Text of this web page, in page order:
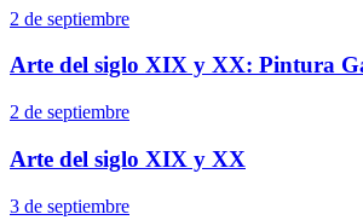
2 de septiembre
Arte del siglo XIX y XX: Pintura
2 de septiembre
Arte del siglo XIX y XX
3 de septiembre